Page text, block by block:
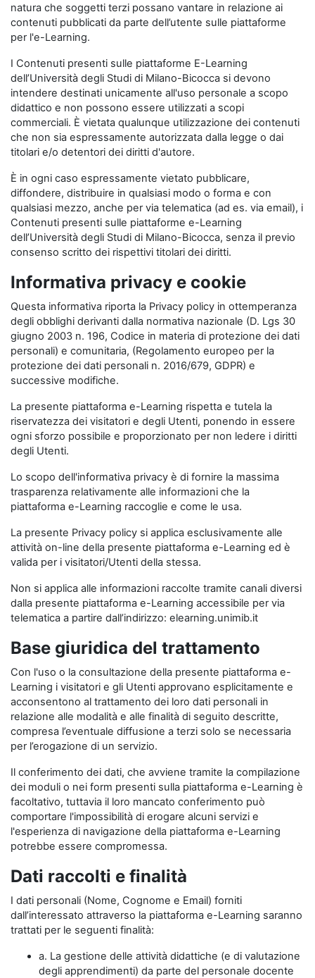
natura che soggetti terzi possano vantare in relazione ai
contenuti pubblicati da parte dell’utente sulle piattaforme
per l'e-Learning.
I Contenuti presenti sulle piattaforme E-Learning
dell’Università degli Studi di Milano-Bicocca si devono
intendere destinati unicamente all'uso personale a scopo
didattico e non possono essere utilizzati a scopi
commerciali. È vietata qualunque utilizzazione dei contenuti
che non sia espressamente autorizzata dalla legge o dai
titolari e/o detentori dei diritti d'autore.
È in ogni caso espressamente vietato pubblicare,
diffondere, distribuire in qualsiasi modo o forma e con
qualsiasi mezzo, anche per via telematica (ad es. via email), i
Contenuti presenti sulle piattaforme e-Learning
dell’Università degli Studi di Milano-Bicocca, senza il previo
consenso scritto dei rispettivi titolari dei diritti.
Informativa privacy e cookie
Questa informativa riporta la Privacy policy in ottemperanza
degli obblighi derivanti dalla normativa nazionale (D. Lgs 30
giugno 2003 n. 196, Codice in materia di protezione dei dati
personali) e comunitaria, (Regolamento europeo per la
protezione dei dati personali n. 2016/679, GDPR) e
successive modifiche.
La presente piattaforma e-Learning rispetta e tutela la
riservatezza dei visitatori e degli Utenti, ponendo in essere
ogni sforzo possibile e proporzionato per non ledere i diritti
degli Utenti.
Lo scopo dell'informativa privacy è di fornire la massima
trasparenza relativamente alle informazioni che la
piattaforma e-Learning raccoglie e come le usa.
La presente Privacy policy si applica esclusivamente alle
attività on-line della presente piattaforma e-Learning ed è
valida per i visitatori/Utenti della stessa.
Non si applica alle informazioni raccolte tramite canali diversi
dalla presente piattaforma e-Learning accessibile per via
telematica a partire dall’indirizzo: elearning.unimib.it
Base giuridica del trattamento
Con l'uso o la consultazione della presente piattaforma e-
Learning i visitatori e gli Utenti approvano esplicitamente e
acconsentono al trattamento dei loro dati personali in
relazione alle modalità e alle finalità di seguito descritte,
compresa l’eventuale diffusione a terzi solo se necessaria
per l’erogazione di un servizio.
Il conferimento dei dati, che avviene tramite la compilazione
dei moduli o nei form presenti sulla piattaforma e-Learning è
facoltativo, tuttavia il loro mancato conferimento può
comportare l'impossibilità di erogare alcuni servizi e
l'esperienza di navigazione della piattaforma e-Learning
potrebbe essere compromessa.
Dati raccolti e finalità
I dati personali (Nome, Cognome e Email) forniti
dall’interessato attraverso la piattaforma e-Learning saranno
trattati per le seguenti finalità:
a. La gestione delle attività didattiche (e di valutazione
degli apprendimenti) da parte del personale docente